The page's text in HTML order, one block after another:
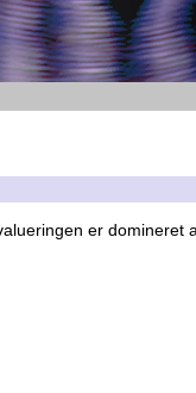
er domineret